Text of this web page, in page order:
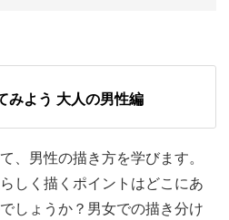
03:58
05:54
みよう 大人の男性編
、男性の描き方を学びます。
しく描くポイントはどこにあ
しょうか？男女での描き分け